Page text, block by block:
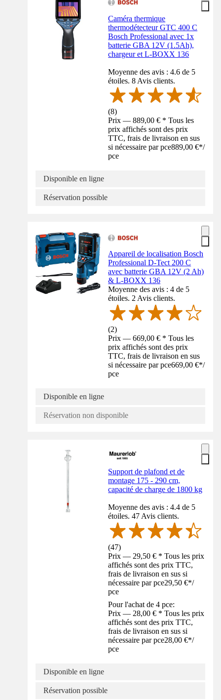
Caméra thermique
thermodétecteur GTC 400 C
Bosch Professional avec 1x
batterie GBA 12V (1.5Ah),
chargeur et L-BOXX 136
Moyenne des avis : 4.6 de 5
étoiles. 8 Avis clients.
(8)
Prix — 889,00 € * Tous les
prix affichés sont des prix
TTC, frais de livraison en sus
si nécessaire par pce889,00 €*/
pce
Disponible en ligne
Réservation possible
Appareil de localisation Bosch
Professional D-Tect 200 C
avec batterie GBA 12V (2 Ah)
& L-BOXX 136
Moyenne des avis : 4 de 5
étoiles. 2 Avis clients.
(2)
Prix — 669,00 € * Tous les
prix affichés sont des prix
TTC, frais de livraison en sus
si nécessaire par pce669,00 €*/
pce
Disponible en ligne
Réservation non disponible
Support de plafond et de
montage 175 - 290 cm,
capacité de charge de 1800 kg
Moyenne des avis : 4.4 de 5
étoiles. 47 Avis clients.
(47)
Prix — 29,50 € * Tous les prix
affichés sont des prix TTC,
frais de livraison en sus si
nécessaire par pce29,50 €*/
pce
Pour l'achat de 4 pce:
Prix — 28,00 € * Tous les prix
affichés sont des prix TTC,
frais de livraison en sus si
nécessaire par pce28,00 €*/
pce
Disponible en ligne
Réservation possible